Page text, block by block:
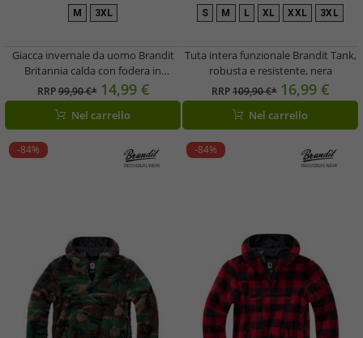
M 3XL
Giacca invernale da uomo Brandit
Britannia calda con fodera in
peluche, colore Light Woodland
RRP99,90 €* 14,99 €
Nel carrello
S M L XL XXL 3XL
Tuta intera funzionale Brandit Tank,
robusta e resistente, nera
RRP109,90 €* 16,99 €
Nel carrello
-84% -84%